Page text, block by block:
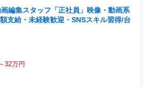
画編集スタッフ「正社員」映像・動画系
支給・未経験歓迎・SNSスキル習得/台
32万円